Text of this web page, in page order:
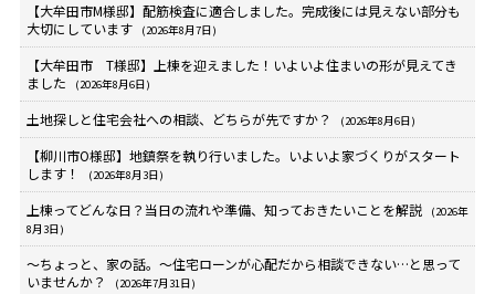
【大牟田市M様邸】配筋検査に適合しました。完成後には見えない部分も
大切にしています
(2026年8月7日)
【大牟田市 T様邸】上棟を迎えました！いよいよ住まいの形が見えてき
ました
(2026年8月6日)
土地探しと住宅会社への相談、どちらが先ですか？ (2026年8月6日)
【柳川市O様邸】地鎮祭を執り行いました。いよいよ家づくりがスタート
します！
(2026年8月3日)
上棟ってどんな日？当日の流れや準備、知っておきたいことを解説
(2026年
8月3日)
～ちょっと、家の話。～住宅ローンが心配だから相談できない…と思って
いませんか？
(2026年7月31日)